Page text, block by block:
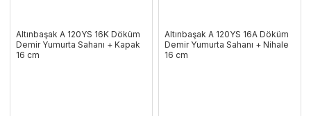
Altınbaşak A 120YS 16K Döküm
Demir Yumurta Sahanı + Kapak
16 cm
Altınbaşak A 120YS 16A Döküm
Demir Yumurta Sahanı + Nihale
16 cm